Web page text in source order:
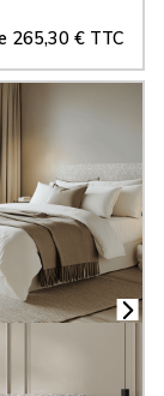
265,30€ TTC